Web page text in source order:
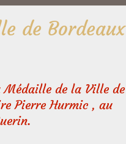
de Bordeaux
Médaille de la Ville de
Pierre Hurmic , au